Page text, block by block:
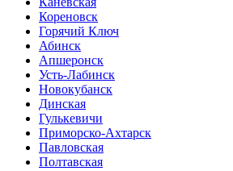
Кореновск
Горячий Ключ
Абинск
Апшеронск
Усть-Лабинск
Новокубанск
Динская
Гулькевичи
Приморско-Ахтарск
Павловская
Полтавская